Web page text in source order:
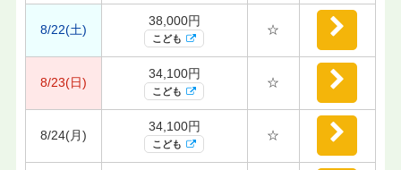
8/22(土)
38,000円
こども
☆
8/23(日)
34,100円
こども
☆
8/24(月)
34,100円
こども
☆